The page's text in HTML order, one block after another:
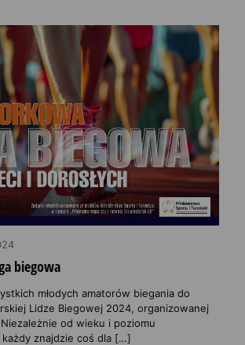
biegowa
młodych amatorów biegania do
Lidze Biegowej 2024, organizowanej
od wieku i poziomu
znajdzie coś dla […]